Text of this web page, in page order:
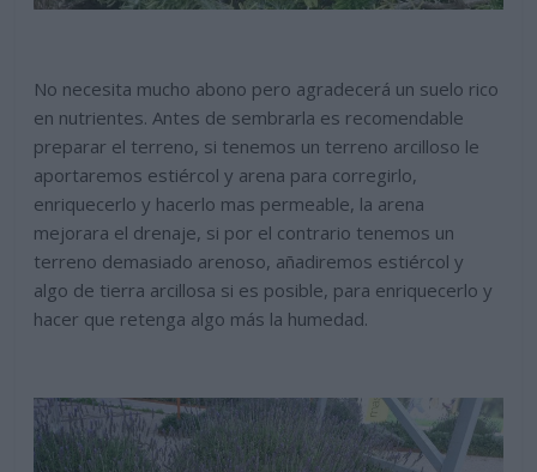
No necesita mucho abono pero agradecerá un suelo rico
en nutrientes. Antes de sembrarla es recomendable
preparar el terreno, si tenemos un terreno arcilloso le
aportaremos estiércol y arena para corregirlo,
enriquecerlo y hacerlo mas permeable, la arena
mejorara el drenaje, si por el contrario tenemos un
terreno demasiado arenoso, añadiremos estiércol y
algo de tierra arcillosa si es posible, para enriquecerlo y
hacer que retenga algo más la humedad.